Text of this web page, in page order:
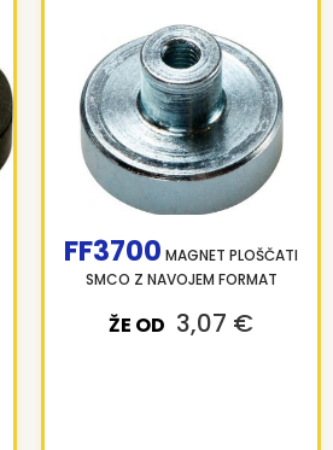
FF3700 MAGNET PLOŠČATI
SMCO Z NAVOJEM FORMAT
ŽE OD 3,07 €